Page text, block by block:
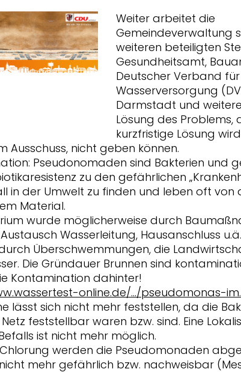
Weiter arbeitet die
Gemeindeverwaltung
weiteren beteiligten
Gesundheitsamt,
Deutscher Verband
Wasserversorgung
Darmstadt und
Lösung des Problems,
kurzfristige Lösung
Ausschuss, nicht geben können.
Pseudonomaden sind Bakterien und
zu den gefährlichen
in der Umwelt zu finden und leben oft
Material.
wurde möglicherweise durch
Wasserleitung, Hausanschluss
Überschwemmungen, die
Die Gründauer Brunnen sind
Kontamination dahinter!
online.de/.../pseudomonas-
lässt sich nicht mehr feststellen, da die
feststellbar waren bzw. sind. Eine
ist nicht mehr möglich.
werden die Pseudomonaden
mehr gefährlich bzw. nachweisbar